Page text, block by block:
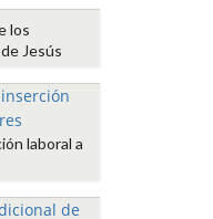
los
Jesús
laboral a